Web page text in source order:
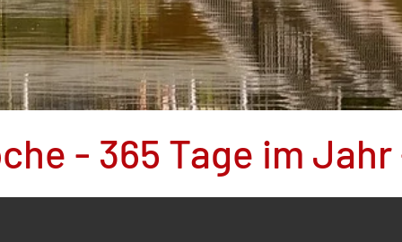
- 365 Tage im